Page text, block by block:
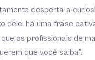
desperta a
dele, há uma frase
os profissionais de
que você saiba”.